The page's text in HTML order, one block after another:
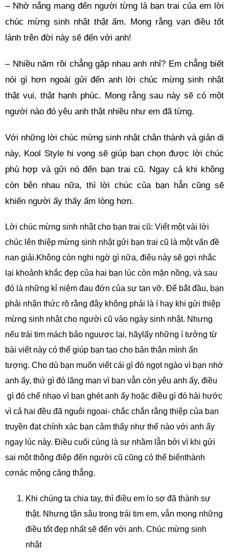
– Nhờ nắng mang đến người từng là bạn trai của em lời
chúc mừng sinh nhật thật ấm. Mong rằng vạn điều tốt
lành trên đời này sẽ đến với anh!
– Nhiều năm rồi chẳng gặp nhau anh nhỉ? Em chẳng biết
nói gì hơn ngoài gửi đến anh lời chúc mừng sinh nhật
thật vui, thật hạnh phúc. Mong rằng sau này sẽ có một
người nào đó yêu anh thật nhiều như em đã từng.
Với những lời chúc mừng sinh nhật chân thành và giản dị
này, Kool Style hi vọng sẽ giúp bạn chọn được lời chúc
phù hợp và gửi nó đến bạn trai cũ. Ngay cả khi không
còn bên nhau nữa, thì lời chúc của bạn hẳn cũng sẽ
khiến người ấy thấy ấm lòng hơn.
Lời chúc mừng sinh nhật cho bạn trai cũ: Viết một vài lời
chúc lên thiệp mừng sinh nhật gửi bạn trai cũ là một vấn đề
nan giải.Không còn nghi ngờ gì nữa, điêu này sẽ gợi nhắc
lại khoảnh khắc đẹp của hai bạn lúc còn mặn nồng, và sau
đó là những kỉ niệm đau đớn của sự tan vỡ. Để bắt đầu, bạn
phải nhận thức rõ rằng đây không phải là í hay khi gửi thiệp
mừng sinh nhật cho người cũ vào ngày sinh nhật. Nhưng
nếu trái tim mách bảo nguược lại, hãylấy những í tưởng từ
bài viết này có thể giúp bạn tạo cho bản thân mình ấn
tượng. Cho dù bạn muốn viết cái gì đó ngọt ngào vì bạn nhớ
anh ấy, thứ gì đó lãng mạn vì bạn vẫn còn yêu anh ấy, điều
gì đó chế nhạo vì bạn ghét anh ấy hoặc điều gì đó hài hước
vì cả hai đều đã nguôi ngoai- chắc chắn rằng thiệp của bạn
truyền đạt chính xác bạn cảm thấy như thế nào với anh ấy
ngay lúc này. Điều cuối cùng là sự nhầm lẫn bởi vì khi gửi
sai một thông điêp đến người cũ cũng có thể biếnthành
cơnác mộng căng thẳng.
Khi chúng ta chia tay, thì điều em lo sợ đã thành sự
thật. Nhưng tận sâu trong trái tim em, vẫn mong những
điều tốt đẹp nhất sẽ đến với anh. Chúc mừng sinh
nhật